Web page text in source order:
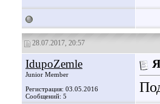
28.07.2017, 20:57
IdupoZemle
Junior Member
Регистрация: 03.05.2016
Сообщений: 5